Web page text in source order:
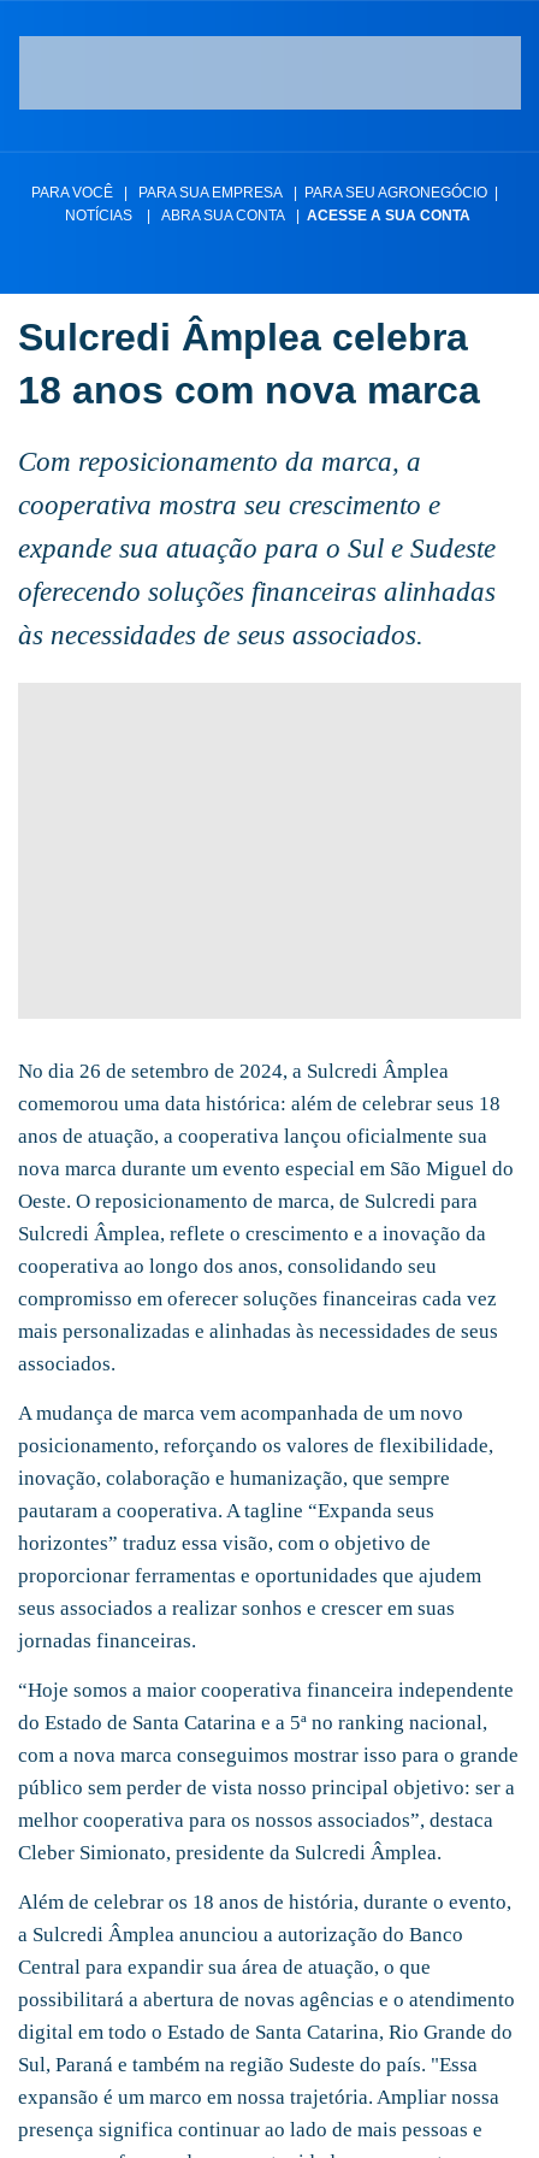
PARA VOCÊ PARA SUA EMPRESA PARA SEU AGRONEGÓCIO
NOTÍCIAS
ABRA SUA CONTA ACESSE A SUA CONTA
Sulcredi Âmplea celebra
18 anos com nova marca
Com reposicionamento da marca, a
cooperativa mostra seu crescimento e
expande sua atuação para o Sul e Sudeste
oferecendo soluções financeiras alinhadas
às necessidades de seus associados.
No dia 26 de setembro de 2024, a Sulcredi Âmplea
comemorou uma data histórica: além de celebrar seus 18
anos de atuação, a cooperativa lançou oficialmente sua
nova marca durante um evento especial em São Miguel do
Oeste. O reposicionamento de marca, de Sulcredi para
Sulcredi Âmplea, reflete o crescimento e a inovação da
cooperativa ao longo dos anos, consolidando seu
compromisso em oferecer soluções financeiras cada vez
mais personalizadas e alinhadas às necessidades de seus
associados.
A mudança de marca vem acompanhada de um novo
posicionamento, reforçando os valores de flexibilidade,
inovação, colaboração e humanização, que sempre
pautaram a cooperativa. A tagline “Expanda seus
horizontes” traduz essa visão, com o objetivo de
proporcionar ferramentas e oportunidades que ajudem
seus associados a realizar sonhos e crescer em suas
jornadas financeiras.
“Hoje somos a maior cooperativa financeira independente
do Estado de Santa Catarina e a 5ª no ranking nacional,
com a nova marca conseguimos mostrar isso para o grande
público sem perder de vista nosso principal objetivo: ser a
melhor cooperativa para os nossos associados”, destaca
Cleber Simionato, presidente da Sulcredi Âmplea.
Além de celebrar os 18 anos de história, durante o evento,
a Sulcredi Âmplea anunciou a autorização do Banco
Central para expandir sua área de atuação, o que
possibilitará a abertura de novas agências e o atendimento
digital em todo o Estado de Santa Catarina, Rio Grande do
Sul, Paraná e também na região Sudeste do país. "Essa
expansão é um marco em nossa trajetória. Ampliar nossa
presença significa continuar ao lado de mais pessoas e